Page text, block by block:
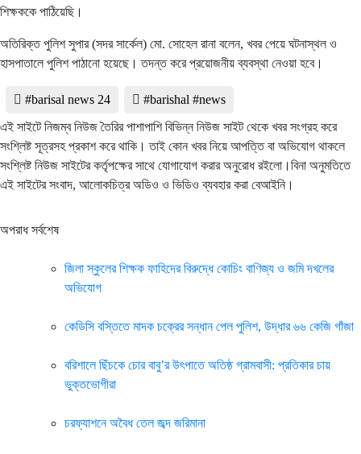
শিক্ষককে পাঠিয়েছি।
অতিরিক্ত পুলিশ সুপার (সদর সার্কেল) মো. সোহেল রানা বলেন, খবর পেয়ে ঘটনাস্থল ও
হাসপাতালে পুলিশ পাঠানো হয়েছে। তদন্ত করে প্রয়োজনীয় ব্যবস্থা নেওয়া হবে।
#barisal news 24
#barishal #news
এই সাইটে নিজম্ব নিউজ তৈরির পাশাপাশি বিভিন্ন নিউজ সাইট থেকে খবর সংগ্রহ করে
সংশ্লিষ্ট সূত্রসহ প্রকাশ করে থাকি। তাই কোন খবর নিয়ে আপত্তি বা অভিযোগ থাকলে
সংশ্লিষ্ট নিউজ সাইটের কর্তৃপক্ষের সাথে যোগাযোগ করার অনুরোধ রইলো।বিনা অনুমতিতে
এই সাইটের সংবাদ, আলোকচিত্র অডিও ও ভিডিও ব্যবহার করা বেআইনি।
অপরাধ সর্বশেষ
জিলা স্কুলের শিক্ষক ফাহিদের বিরুদ্ধে কোচিং বাণিজ্য ও জমি দখলের
অভিযোগ
কেডিসি বস্তিতে মাদক চক্রের সন্ধান পেল পুলিশ, উদ্ধার ৬৬ কেজি গাঁজা
বরিশালে ছিঁচকে চোর বাবু’র উৎপাতে অতিষ্ঠ গ্রামবাসী: প্রতিকার চায়
ভুক্তভোগীরা
চরফ্যাশনে অবৈধ তেল জব্দ জরিমানা